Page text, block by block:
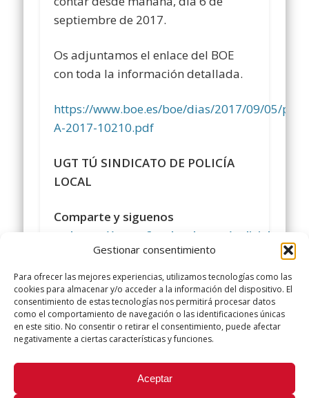
Gestionar consentimiento
Para ofrecer las mejores experiencias, utilizamos tecnologías como las
cookies para almacenar y/o acceder a la información del dispositivo. El
consentimiento de estas tecnologías nos permitirá procesar datos
como el comportamiento de navegación o las identificaciones únicas
en este sitio. No consentir o retirar el consentimiento, puede afectar
negativamente a ciertas características y funciones.
Aceptar
septiembre de 2017.
Os adjuntamos el enlace del BOE
con toda la información detallada.
https://www.boe.es/boe/dias/2017/09/05/
A-2017-10210.pdf
UGT TÚ SINDICATO DE POLICÍA
LOCAL
Comparte y siguenos
https://www.facebook.com/
sindicatopolicialocalugt
#UGT
+Sindicato Policía Local UGT
twitter.com/UGTPoliciaLocal
http://www.policialocalugt.es
Did you like this article? Share it with your friends!